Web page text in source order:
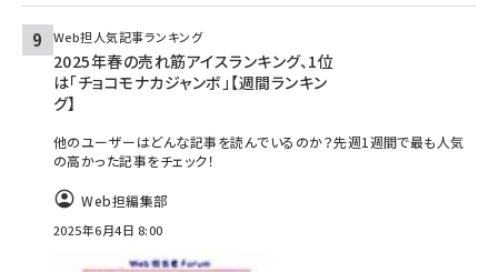
Web担人気記事ランキング
2025年春の売れ筋アイスランキング、1位
は「チョコモナカジャンボ」【週間ランキン
グ】
他のユーザーはどんな記事を読んでいるのか？先週1週間で最も人気
の高かった記事をチェック！
Web担編集部
2025年6月4日 8:00